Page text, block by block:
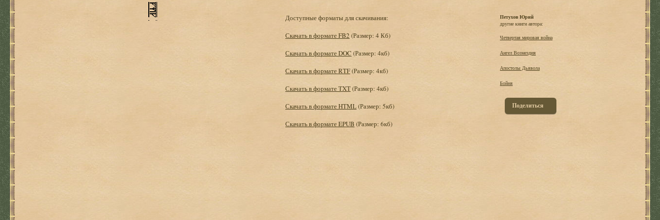
Доступные форматы для скачивания:
Скачать в формате FB2 (Размер: 4 Кб)
Скачать в формате DOC (Размер: 4кб)
Скачать в формате RTF(Размер: 4кб)
Скачать в формате TXT(Размер: 4кб)
Скачать в формате HTML(Размер: 5кб)
Скачать в формате EPUB (Размер: 6кб)
Петухов Юрий
другие книги автора:
Четвертая мировая война
Ангел Возмездия
Апостолы Дьявола
Бойня
Поделиться